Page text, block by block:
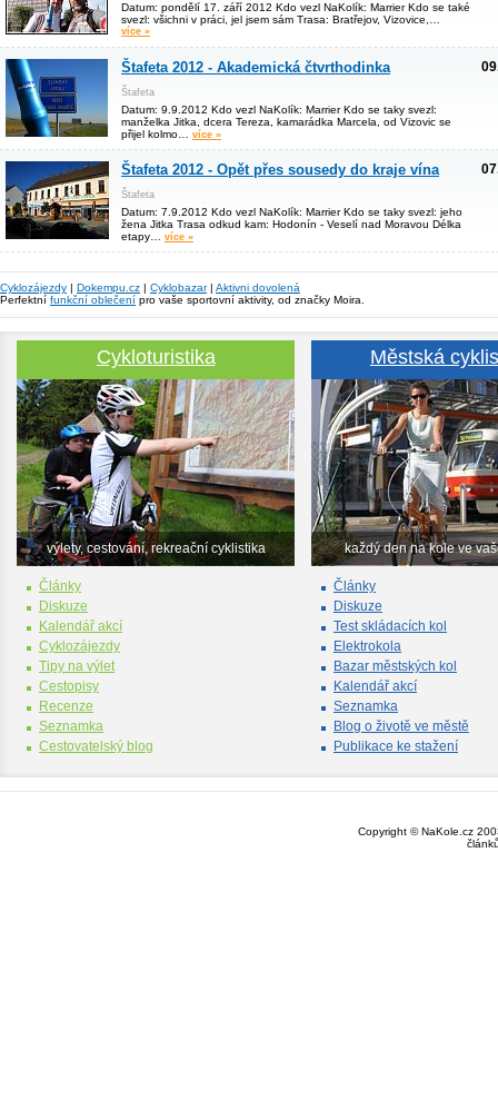
Datum: pondělí 17. září 2012 Kdo vezl NaKolík: Marrier Kdo se také
svezl: všichni v práci, jel jsem sám Trasa: Bratřejov, Vizovice,…
více »
Štafeta 2012 - Akademická čtvrthodinka
Štafeta
Datum: 9.9.2012 Kdo vezl NaKolík: Marrier Kdo se taky svezl:
manželka Jitka, dcera Tereza, kamarádka Marcela, od Vizovic se
přijel kolmo… více »
Štafeta 2012 - Opět přes sousedy do kraje vína
Štafeta
Datum: 7.9.2012 Kdo vezl NaKolík: Marrier Kdo se taky svezl: jeho
žena Jitka Trasa odkud kam: Hodonín - Veselí nad Moravou Délka
etapy… více »
Cyklozájezdy | Dokempu.cz | Cyklobazar| Aktivni dovolená
Perfektní funkční oblečení pro vaše sportovní aktivity, od značky Moira.
Cykloturistika
výlety, cestování, rekreační cyklistika
Články
Diskuze
Kalendář akcí
Cyklozájezdy
Tipy na výlet
Cestopisy
Recenze
Seznamka
Cestovatelský blog
Městská
každý den na kole ve
Články
Diskuze
Test skládacích kol
Elektrokola
Bazar městských kol
Kalendář akcí
Seznamka
Blog o životě ve městě
Publikace ke stažení
Copyright © NaKole.cz